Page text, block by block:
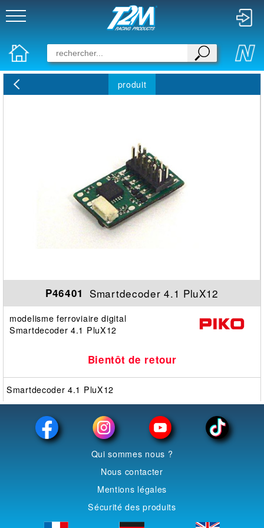
produit
P46401 Smartdecoder 4.1 PluX12
modelisme ferroviaire digital
Smartdecoder 4.1 PluX12
Bientôt de retour
Smartdecoder 4.1 PluX12
Qui sommes nous ?
Nous contacter
Mentions légales
Sécurité des produits